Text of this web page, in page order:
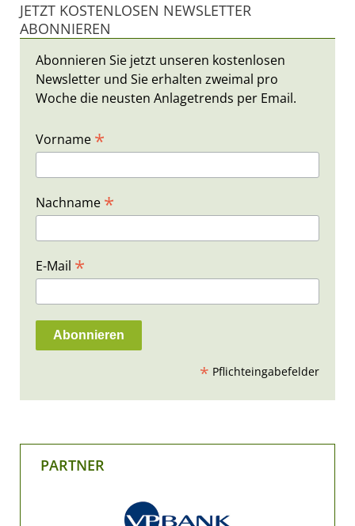
JETZT KOSTENLOSEN NEWSLETTER
ABONNIEREN
Abonnieren Sie jetzt unseren kostenlosen
Newsletter und Sie erhalten zweimal pro
Woche die neusten Anlagetrends per Email.
Vorname *
Nachname *
E-Mail *
* Pflichteingabefelder
PARTNER